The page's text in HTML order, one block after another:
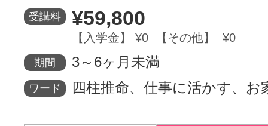
サイトマッ
受講料 ¥59,800
【入学金】 ¥0 【その他】 ¥0
期間 3～6ヶ月未満
ワード 四柱推命、仕事に活かす、お